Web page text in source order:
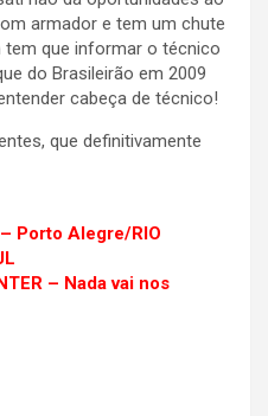
armador e tem um chute
tem que informar o técnico
do Brasileirão em 2009
cabeça de técnico!
que definitivamente
Porto Alegre/RIO
– Nada vai nos